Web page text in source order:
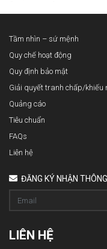
Tầm nhìn – sứ mệnh
Quy chế hoạt động
Quy định bảo mật
Giải quyết tranh chấp/khiếu
Quảng cáo
Tiêu chuẩn
FAQs
Liên hệ
ĐĂNG KÝ NHẬN
LIÊN HỆ